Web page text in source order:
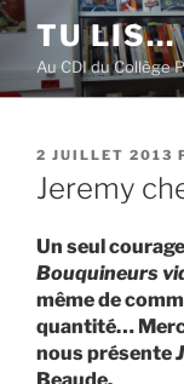
Aller
contenu
principal
TU LIS…
Au CDI du Collège
PUBLIÉ
LE
2 JUILLET 2013
Jeremy
Un seul
Bouquineurs
même de
quantité… Merci
nous présente